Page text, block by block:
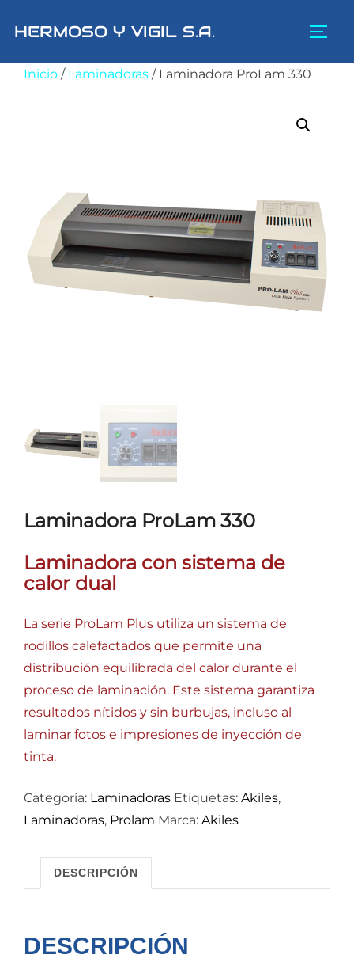
HERMOSO Y VIGIL S.A.
Inicio / Laminadoras / Laminadora ProLam 330
Laminadora ProLam 330
Laminadora con sistema de
calor dual
La serie ProLam Plus utiliza un sistema de
rodillos calefactados que permite una
distribución equilibrada del calor durante el
proceso de laminación. Este sistema garantiza
resultados nítidos y sin burbujas, incluso al
laminar fotos e impresiones de inyección de
tinta.
Categoría: Laminadoras Etiquetas: Akiles,
Laminadoras, Prolam Marca: Akiles
DESCRIPCIÓN
DESCRIPCIÓN